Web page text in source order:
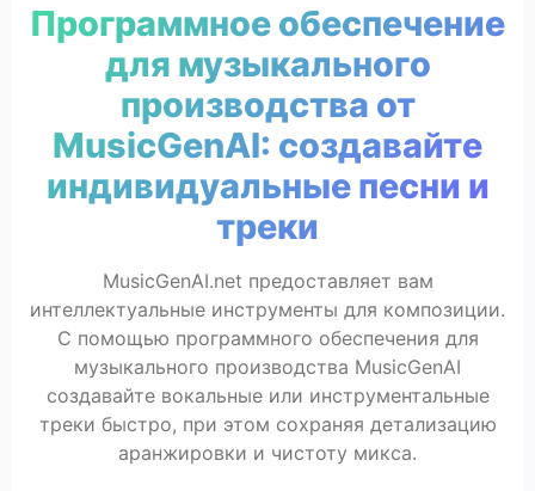
Программное обеспечение
для музыкального
производства от
MusicGenAI: создавайте
индивидуальные песни и
треки
MusicGenAI.net предоставляет вам
интеллектуальные инструменты для композиции.
С помощью программного обеспечения для
музыкального производства MusicGenAI
создавайте вокальные или инструментальные
треки быстро, при этом сохраняя детализацию
аранжировки и чистоту микса.